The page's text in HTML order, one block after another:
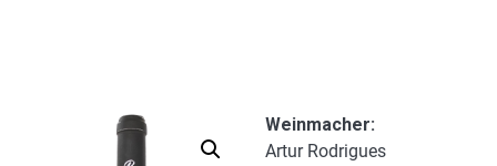
Weinmacher:
Artur Rodrigues